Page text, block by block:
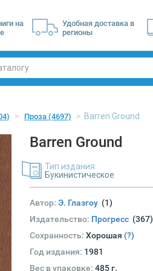
на
Удобная доставка в
регионы
Проза (4697) Barren Ground
Barren Ground
Тип издания:
Букинистическое
Автор: Э. Глазгоу (1)
Издательство: Прогресс (367)
Сохранность: Хорошая (?)
Год издания: 1981
Вес в упаковке: 485 г.